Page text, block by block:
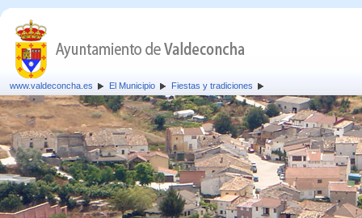
www.valdeconcha.es El Municipio Fiestas y tradiciones